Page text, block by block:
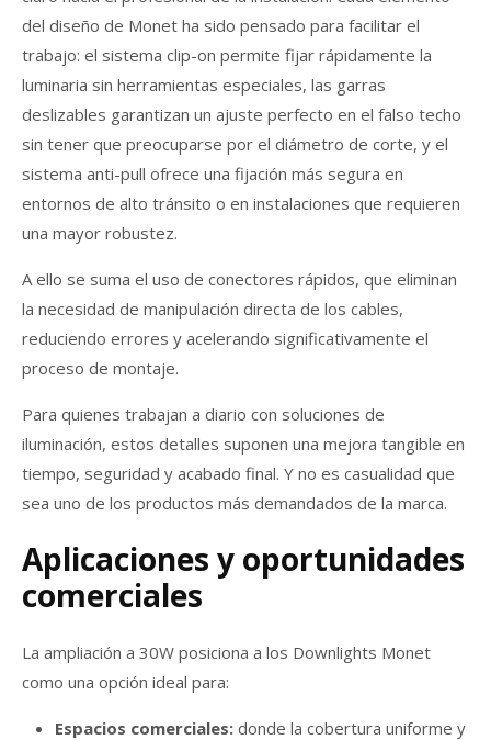
del diseño de Monet ha sido pensado para facilitar el
trabajo: el sistema clip-on permite fijar rápidamente la
luminaria sin herramientas especiales, las garras
deslizables garantizan un ajuste perfecto en el falso techo
sin tener que preocuparse por el diámetro de corte, y el
sistema anti-pull ofrece una fijación más segura en
entornos de alto tránsito o en instalaciones que requieren
una mayor robustez.
A ello se suma el uso de conectores rápidos, que eliminan
la necesidad de manipulación directa de los cables,
reduciendo errores y acelerando significativamente el
proceso de montaje.
Para quienes trabajan a diario con soluciones de
iluminación, estos detalles suponen una mejora tangible en
tiempo, seguridad y acabado final. Y no es casualidad que
sea uno de los productos más demandados de la marca.
Aplicaciones y oportunidades
comerciales
La ampliación a 30W posiciona a los Downlights Monet
como una opción ideal para:
Espacios comerciales: donde la cobertura uniforme y